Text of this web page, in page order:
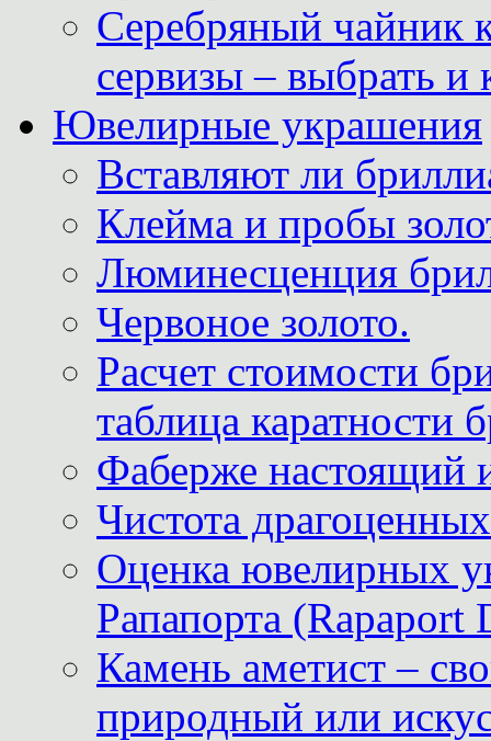
Серебряный чайник
сервизы – выбрать и
Ювелирные украшения
Вставляют ли
Клейма и пробы
Люминесценция
Червоное золото.
Расчет стоимости
таблица каратности
Фаберже настоящий
Чистота
Оценка ювелирных
Рапапорта (Rapaport
Камень аметист –
природный или